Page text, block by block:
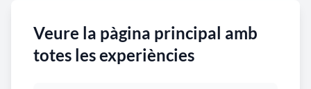
Veure la pàgina principal amb
totes les experiències